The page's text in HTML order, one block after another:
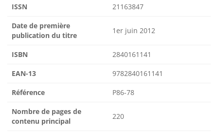
ISSN 21163847
Date de première
publication du titre
1er juin 2012
ISBN 2840161141
EAN-13 9782840161141
Référence P86-78
Nombre de pages de
contenu principal
220